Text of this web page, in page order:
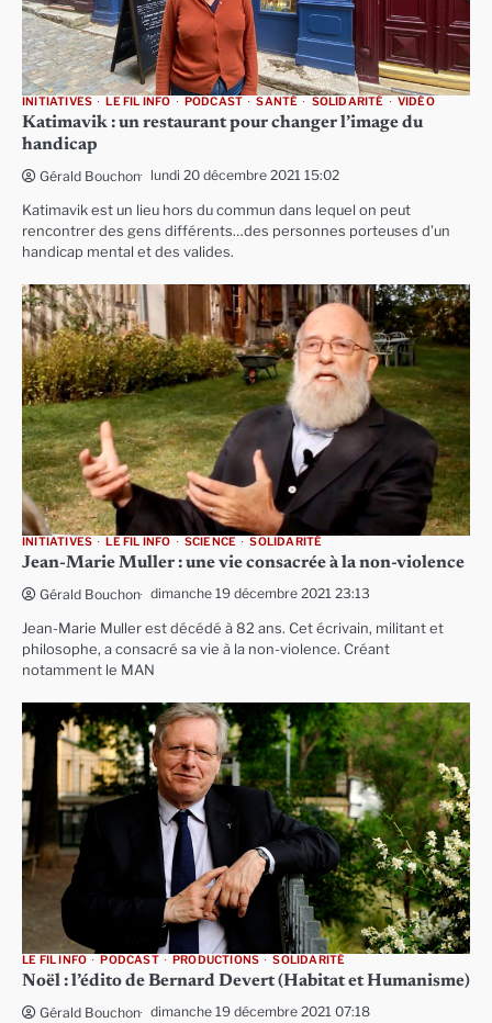
INITIATIVES LE FIL INFO PODCAST SANTÉ SOLIDARITÉ VIDÉO
Katimavik : un restaurant pour changer l’image du
handicap
Gérald Bouchon lundi 20 décembre 2021 15:02
Katimavik est un lieu hors du commun dans lequel on peut
rencontrer des gens différents…des personnes porteuses d’un
handicap mental et des valides.
INITIATIVES LE FIL INFO SCIENCE SOLIDARITÉ
Jean-Marie Muller : une vie consacrée à la non-violence
Gérald Bouchon dimanche 19 décembre 2021 23:13
Jean-Marie Muller est décédé à 82 ans. Cet écrivain, militant et
philosophe, a consacré sa vie à la non-violence. Créant
notamment le MAN
LE FIL INFO PODCAST PRODUCTIONS SOLIDARITÉ
Noël : l’édito de Bernard Devert (Habitat et Humanisme)
Gérald Bouchon dimanche 19 décembre 2021 07:18